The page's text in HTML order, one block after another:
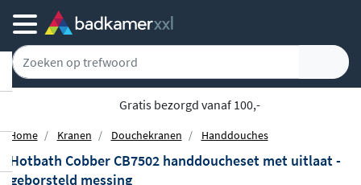
Gratis bezorgd vanaf 100,-
Home Kranen Douchekranen Handdouches
Hotbath Cobber CB7502 handdoucheset met uitlaat -
geborsteld messing